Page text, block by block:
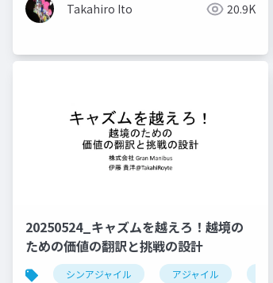
Takahiro Ito 20.9K
20250524_キャズムを越えろ！越境の
ための価値の翻訳と挑戦の設計
シンアジャイル アジャイル